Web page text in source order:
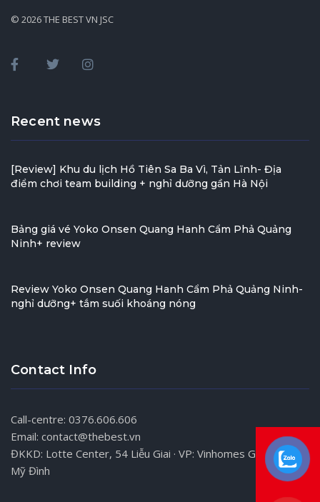
© 2026 THE BEST VN JSC
Recent news
[Review] Khu du lịch Hồ Tiên Sa Ba Vì, Tản Lĩnh- Địa
điểm chơi team building + nghỉ dưỡng gần Hà Nội
Bảng giá vé Yoko Onsen Quang Hanh Cẩm Phả Quảng
Ninh+ review
Review Yoko Onsen Quang Hanh Cẩm Phả Quảng Ninh-
nghỉ dưỡng+ tắm suối khoáng nóng
Contact Info
Call-centre: 0376.606.606
Email: contact@thebest.vn
ĐKKD: Lotte Center, 54 Liễu Giai · VP: Vinhomes Gardenia,
Mỹ Đình